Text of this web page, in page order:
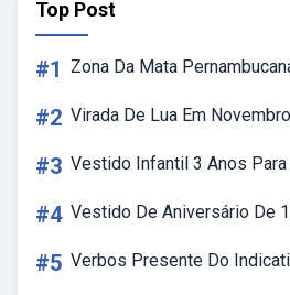
Top Post
#1 Zona Da Mata
#2 Virada De Lua Em
#3 Vestido Infantil 3 Anos
#4 Vestido De Aniversário De
#5 Verbos Presente Do